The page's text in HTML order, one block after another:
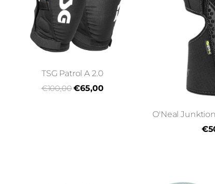
TSG Patrol A 2.0
€100,00 €65,00
O'Neal